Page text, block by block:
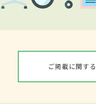
ご掲載に関す